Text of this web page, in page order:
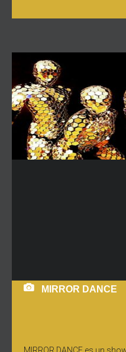
MIRROR DANCE